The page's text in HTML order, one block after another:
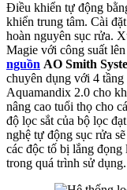
Điều khiển tự động
khiển trung tâm. Cài
hoàn nguyên sục rửa.
Magie với công suất
nguồn AO Smith
chuyên dụng với 4
Aquamandix 2.0 cho
nâng cao tuổi thọ cho
độ lọc sắt của bộ lọc
nghệ tự động sục rửa
các độc tố bị lắng
trong quá trình sử dụng.